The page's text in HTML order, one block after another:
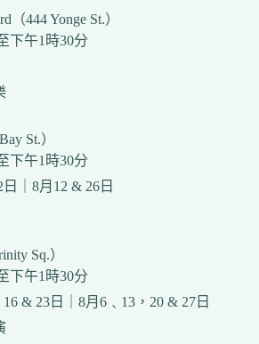
（444 Yonge St.）
下午1時30分
St.）
下午1時30分
｜8月12 & 26日
Sq.）
下午1時30分
& 23日｜8月6﹑13，20 & 27日